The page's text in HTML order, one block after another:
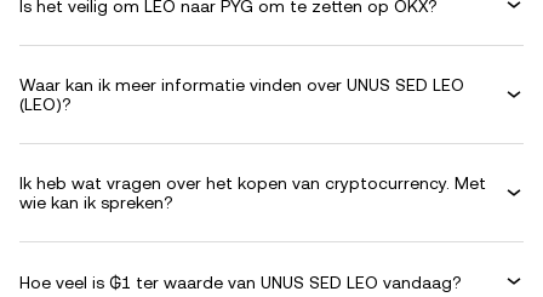
Is het veilig om LEO naar PYG om te zetten op OKX?
Waar kan ik meer informatie vinden over UNUS SED LEO
(LEO)?
Ik heb wat vragen over het kopen van cryptocurrency. Met
wie kan ik spreken?
Hoe veel is ₲1 ter waarde van UNUS SED LEO vandaag?